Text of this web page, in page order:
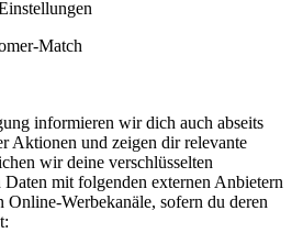
Match
informieren wir dich auch abseits
Aktionen und zeigen dir relevante
wir deine verschlüsselten
Daten mit folgenden externen Anbietern
Online-Werbekanäle, sofern du deren